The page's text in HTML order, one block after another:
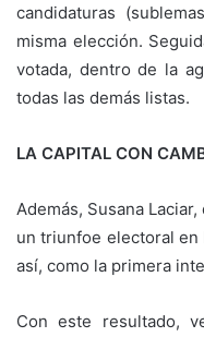
candidaturas
misma elección.
votada, dentro de la
todas las demás listas.
LA CAPITAL CON
Además, Susana
un triunfoe electoral en
así, como la primera
Con este resultado,